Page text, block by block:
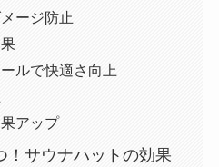
ージ防止
ルで快適さ向上
アップ
！サウナハットの効果